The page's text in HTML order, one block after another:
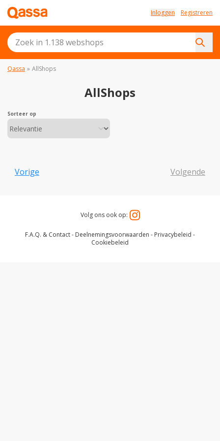
Inloggen Registreren
Qassa » AllShops
AllShops
Sorteer op
Vorige Volgende
Volg ons ook op:
F.A.Q. & Contact- Deelnemingsvoorwaarden - Privacybeleid -
Cookiebeleid